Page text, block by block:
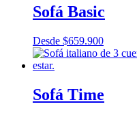
Sofá Basic
Desde $659.900
Sofá Time